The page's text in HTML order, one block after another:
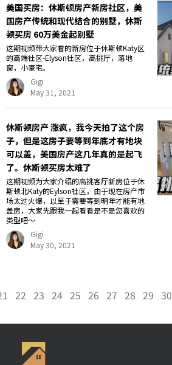
美国买房：休斯顿房产新房社区，美
国房产传统和现代结合的别墅，休斯
顿买房 60万美金起别墅
这期视频带大家看的新房位于休斯顿Katy区
的高端社区-Elyson社区，高挑厅，落地
窗，小豪宅。
Gigi
May 31, 2021
休斯顿房产 涨疯，我今天拍了这个房
子，但是这房子要等到年底才有地块
可以盖，美国房产这几年真的是起飞
了。休斯顿买房太难了
这期视频为大家介绍的高挑客厅新房位于休
斯顿北Katy的Eylson社区，由于现在房产市
场太过火爆，以至于需要等到明年才能有地
盖房，大家先跟我一起看看是不是您喜欢的
类型吧～
Gigi
May 30, 2021
22 23 24 25 26 27 28 29 30